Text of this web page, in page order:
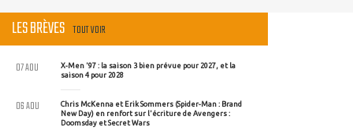
LES BRÈVES TOUT VOIR
X-Men '97 : la saison 3 bien prévue pour 2027, et la
saison 4 pour 2028
07 AOU
Chris McKenna et Erik Sommers (Spider-Man : Brand
New Day) en renfort sur l'écriture de Avengers :
Doomsday et Secret Wars
06 AOU